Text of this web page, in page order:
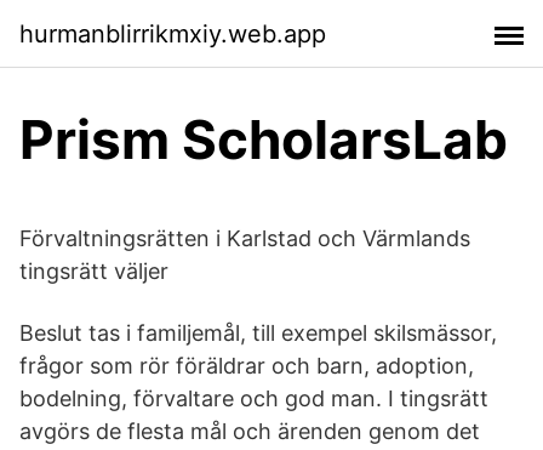
hurmanblirrikmxiy.web.app
Prism ScholarsLab
Förvaltningsrätten i Karlstad och Värmlands
tingsrätt väljer
Beslut tas i familjemål, till exempel skilsmässor,
frågor som rör föräldrar och barn, adoption,
bodelning, förvaltare och god man. I tingsrätt
avgörs de flesta mål och ärenden genom det